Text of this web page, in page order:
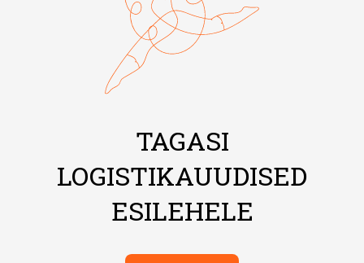
TAGASI
LOGISTIKAUUDISED
ESILEHELE